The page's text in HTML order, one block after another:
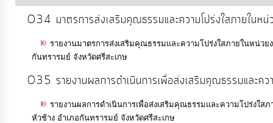
O34 มาตรการส่งเสริมคุณธรรมและความโปร่งใสภายในหน่
รายงานมาตรการส่งเสริมคุณธรรมและความโปร่งใสภายในหน่ว
กันทรารมย์ จังหวัดศรีสะเกษ
O35 รายงานผลการดำเนินการเพื่อส่งเสริมคุณธรรมและคว
รายงานผลการดำเนินการเพื่อส่งเสริมคุณธรรมและความโปร่งใ
หัวช้าง อำเภอกันทรารมย์ จังหวัดศรีสะเกษ